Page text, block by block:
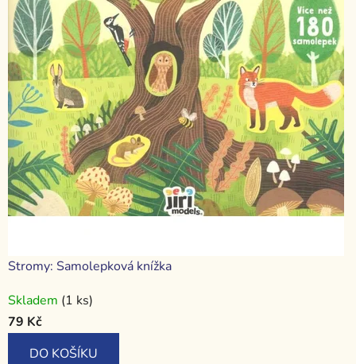
Stromy: Samolepková knížka
Skladem (1 ks)
79 Kč
DO KOŠÍKU